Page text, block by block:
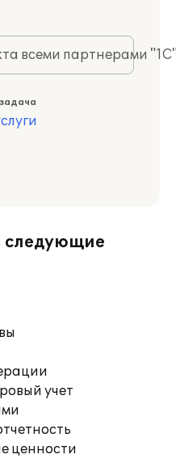
всеми партнерами
следующие
учет
ценности